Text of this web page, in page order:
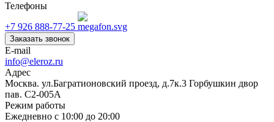
Телефоны
+7 926 888-77-25
Заказать звонок
E-mail
info@eleroz.ru
Адрес
Москва. ул.Багратионовский проезд, д.7к.3 Горбушкин двор
пав. C2-005A
Режим работы
Ежедневно с 10:00 до 20:00